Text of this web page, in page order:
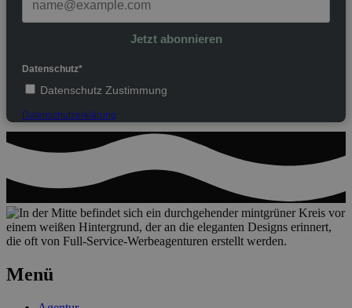
Jetzt abonnieren
Datenschutz*
Datenschutz Zustimmung
Datenschutzerklärung
Menü